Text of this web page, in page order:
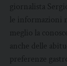
giornalista
le informazioni
meglio la
anche delle
preferenze